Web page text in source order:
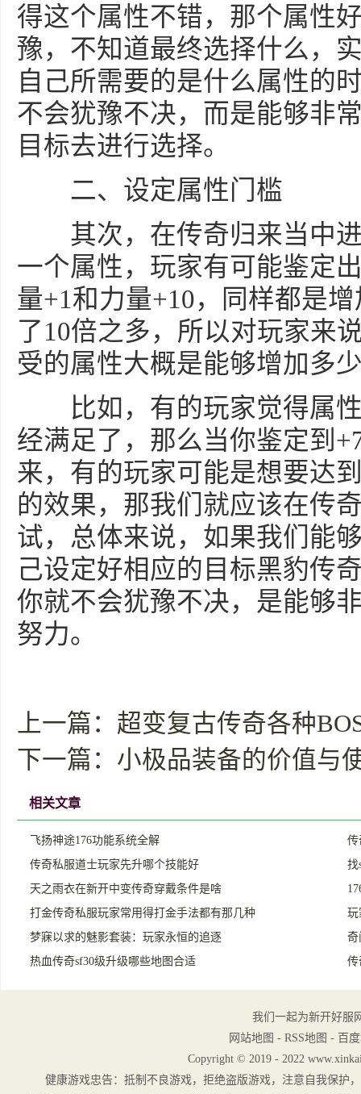
得这个属性不错，那个属性
豫，不知道最终选择什么，
自己所需要的是什么属性的
不会犹豫不决，而是能够非
目标去进行选择。
二、设定属性门槛
其次，在传奇归来当中进
一个属性，玩家有可能鉴定
量+1和力量+10，同样都是
了10倍之多，所以对玩家来
受的属性大概是能够增加多
比如，有的玩家觉得属性
经满足了，那么当你鉴定到
来，有的玩家可能是想要达
的效果，那我们就应该在传
试，总体来说，如果我们能
己设定好相应的目标黑豹传
你就不会犹豫不决，是能够
努力。
上一篇： 超变复古传奇各种
下一篇： 小极品装备的价值与
相关文章
飞扬神途176功能系统全解
传
传奇私服道士玩家先升哪个技能好
找
天之雨衣在新开中变传奇穿戴条件是啥
打金传奇私服玩家常用得打金手法都有那几种
玩
梦寐以求的魅影套装：玩家永恒的追逐
奇
热血传奇sf30级升级哪些地图合适
传
我们一起为新开好服
网站地图 - RSS地图 - 百
Copyright © 2019 - 2022
健康游戏忠告：抵制不良游戏，拒绝盗版游戏，注意自我保护